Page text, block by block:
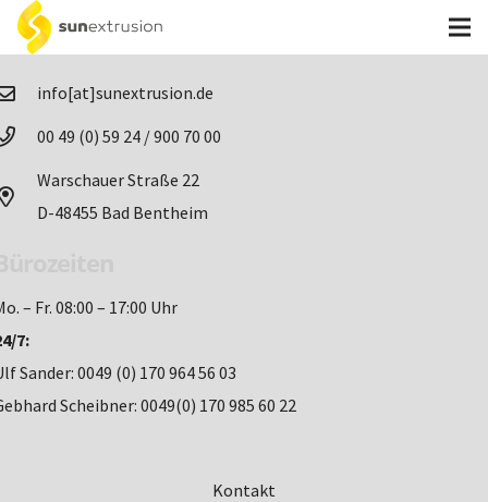
info[at]sunextrusion.de
00 49 (0) 59 24 / 900 70 00
Warschauer Straße 22
D-48455 Bad Bentheim
– Fr. 08:00 – 17:00 Uhr
7:
Sander: 0049 (0) 170 964 56 03
Scheibner: 0049(0) 170 985 60 22
Kontakt